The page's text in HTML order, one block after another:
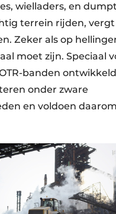
& Innovatie
Leasen
wielladers, en
terrein rijden,
Zeker als op
moet zijn. Speciaal
banden
onder zware
en voldoen